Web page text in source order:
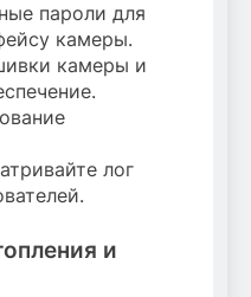
пароли для
камеры.
камеры и
лог
и